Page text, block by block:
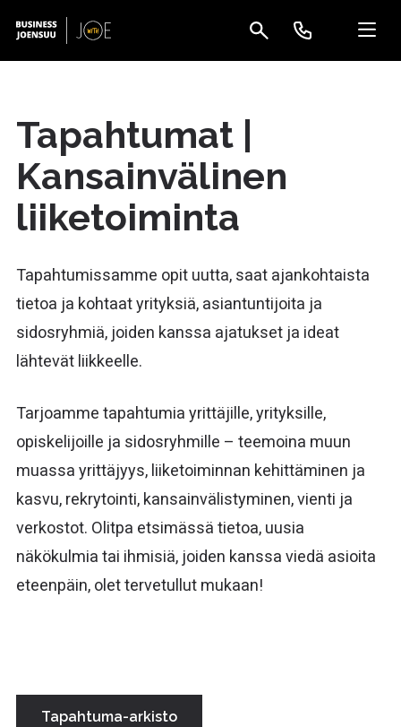
Tapahtumat |
Kansainvälinen
liiketoiminta
Tapahtumissamme opit uutta, saat ajankohtaista
tietoa ja kohtaat yrityksiä, asiantuntijoita ja
sidosryhmiä, joiden kanssa ajatukset ja ideat
lähtevät liikkeelle.
Tarjoamme tapahtumia yrittäjille, yrityksille,
opiskelijoille ja sidosryhmille – teemoina muun
muassa yrittäjyys, liiketoiminnan kehittäminen ja
kasvu, rekrytointi, kansainvälistyminen, vienti ja
verkostot. Olitpa etsimässä tietoa, uusia
näkökulmia tai ihmisiä, joiden kanssa viedä asioita
eteenpäin, olet tervetullut mukaan!
Tapahtuma-arkisto